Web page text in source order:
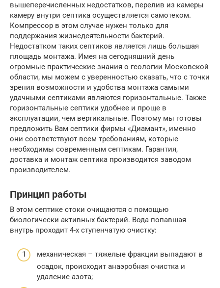
вышеперечисленных недостатков, перелив из камеры
камеру внутри септика осуществляется самотеком.
Компрессор в этом случае нужен только для
поддержания жизнедеятельности бактерий.
Недостатком таких септиков является лишь большая
площадь монтажа. Имея на сегодняшний день
огромные практические знания о геологии Московской
области, мы можем с уверенностью сказать, что с точки
зрения возможности и удобства монтажа самыми
удачными септиками являются горизонтальные. Также
горизонтальные септики удобнее и проще в
эксплуатации, чем вертикальные. Поэтому мы готовы
предложить Вам септики фирмы «Диамант», именно
они соответствуют всем требованиям, которые
необходимы современным септикам. Гарантия,
доставка и монтаж септика производится заводом
производителем.
Принцип работы
В этом септике стоки очищаются с помощью
биологически активных бактерий. Вода попавшая
внутрь проходит 4-х ступенчатую очистку:
механическая – тяжелые фракции выпадают в
осадок, происходит анаэробная очистка и
удаление азота;